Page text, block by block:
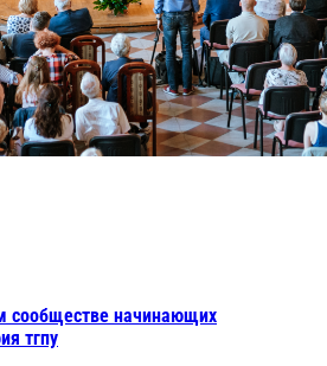
сообществе начинающих
тгпу